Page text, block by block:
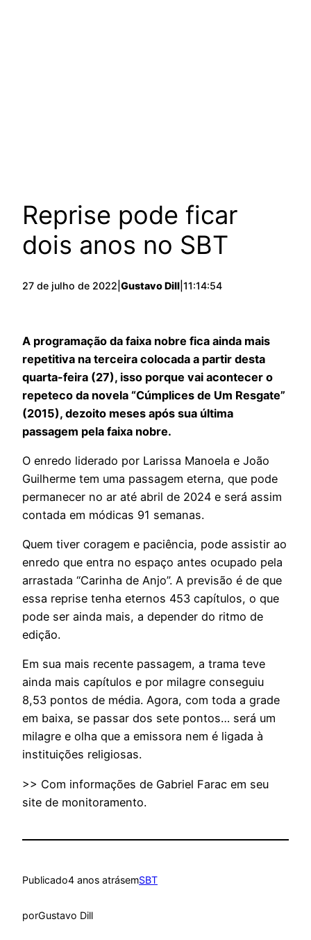
Reprise pode ficar
dois anos no SBT
27 de julho de 2022 Gustavo Dill 11:14:54
A programação da faixa nobre fica ainda mais
repetitiva na terceira colocada a partir desta
quarta-feira (27), isso porque vai acontecer o
repeteco da novela “Cúmplices de Um Resgate”
(2015), dezoito meses após sua última
passagem pela faixa nobre.
O enredo liderado por Larissa Manoela e João
Guilherme tem uma passagem eterna, que pode
permanecer no ar até abril de 2024 e será assim
contada em módicas 91 semanas.
Quem tiver coragem e paciência, pode assistir ao
enredo que entra no espaço antes ocupado pela
arrastada “Carinha de Anjo”. A previsão é de que
essa reprise tenha eternos 453 capítulos, o que
pode ser ainda mais, a depender do ritmo de
edição.
Em sua mais recente passagem, a trama teve
ainda mais capítulos e por milagre conseguiu
8,53 pontos de média. Agora, com toda a grade
em baixa, se passar dos sete pontos… será um
milagre e olha que a emissora nem é ligada à
instituições religiosas.
>> Com informações de Gabriel Farac em seu
site de monitoramento.
Publicado4 anos atrásemSBT
porGustavo Dill